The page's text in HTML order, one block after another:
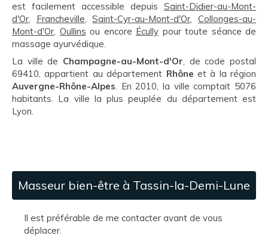
est facilement accessible depuis Saint-Didier-au-Mont-
d'Or, Francheville,Saint-Cyr-au-Mont-d'Or,Collonges-au-
Mont-d'Or, Oullins ou encore Écully pour toute séance de
massage ayurvédique.
La ville de Champagne-au-Mont-d'Or, de code postal
69410, appartient au département Rhône et à la région
Auvergne-Rhône-Alpes. En 2010, la ville comptait 5076
habitants. La ville la plus peuplée du département est
Lyon.
Masseur bien-être à Tassin-la-Demi-Lune
Il est préférable de me contacter avant de vous
déplacer.